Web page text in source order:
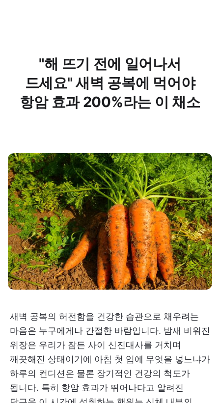
"해 뜨기 전에 일어나서
드세요" 새벽 공복에 먹어야
항암 효과 200%라는 이 채소
새벽 공복의 허전함을 건강한 습관으로 채우려는
마음은 누구에게나 간절한 바람입니다. 밤새 비워진
위장은 우리가 잠든 사이 신진대사를 거치며
깨끗해진 상태이기에 아침 첫 입에 무엇을 넣느냐가
하루의 컨디션은 물론 장기적인 건강의 척도가
됩니다. 특히 항암 효과가 뛰어나다고 알려진